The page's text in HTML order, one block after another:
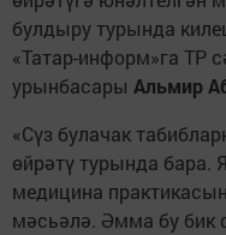
булдыру турында
«Татар-информ»га ТР
урынбасары Альмир
«Сүз булачак
өйрәтү турында бара.
медицина
мәсьәлә. Әмма бу бик